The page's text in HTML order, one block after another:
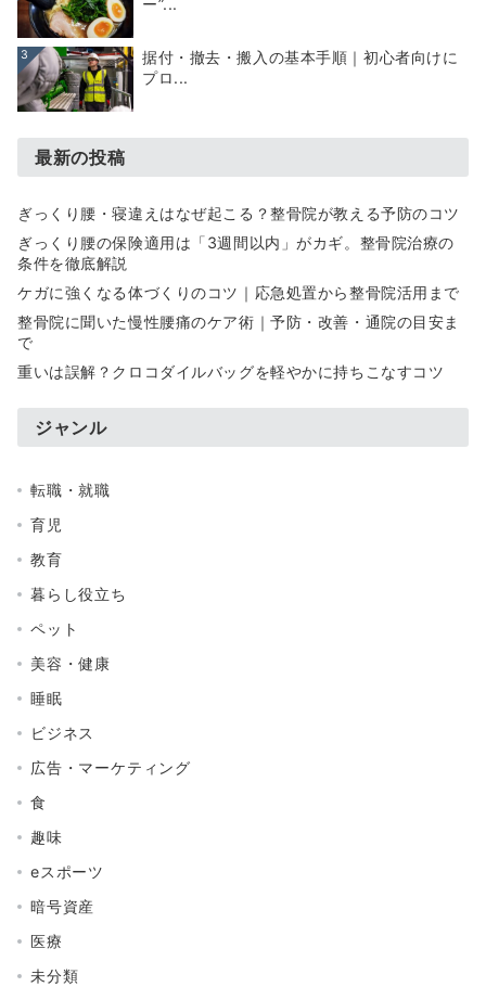
ー”...
3
据付・撤去・搬入の基本手順｜初心者向けに
プロ...
最新の投稿
ぎっくり腰・寝違えはなぜ起こる？整骨院が教える予防のコツ
ぎっくり腰の保険適用は「3週間以内」がカギ。整骨院治療の
条件を徹底解説
ケガに強くなる体づくりのコツ｜応急処置から整骨院活用まで
整骨院に聞いた慢性腰痛のケア術｜予防・改善・通院の目安ま
で
重いは誤解？クロコダイルバッグを軽やかに持ちこなすコツ
ジャンル
転職・就職
育児
教育
暮らし役立ち
ペット
美容・健康
睡眠
ビジネス
広告・マーケティング
食
趣味
eスポーツ
暗号資産
医療
未分類